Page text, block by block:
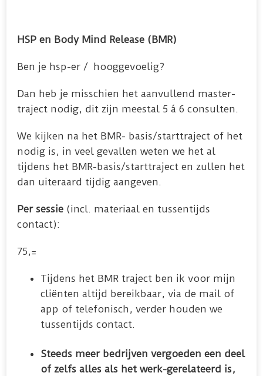
HSP en Body Mind Release (BMR)
Ben je hsp-er / hooggevoelig?
Dan heb je misschien het aanvullend master-
traject nodig, dit zijn meestal 5 á 6 consulten.
We kijken na het BMR- basis/starttraject of het
nodig is, in veel gevallen weten we het al
tijdens het BMR-basis/starttraject en zullen het
dan uiteraard tijdig aangeven.
Per sessie (incl. materiaal en tussentijds
contact):
75,=
Tijdens het BMR traject ben ik voor mijn
cliënten altijd bereikbaar, via de mail of
app of telefonisch, verder houden we
tussentijds contact.
Steeds meer bedrijven vergoeden een deel
of zelfs alles als het werk-gerelateerd is,